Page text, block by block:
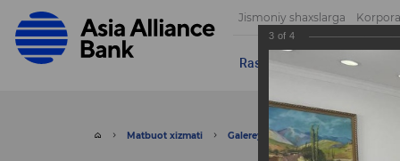
Jismoniy shaxslarga
Rasmlar Videolar
Matbuot xizmati Galereya Rasmlar Yangi
3 of 4